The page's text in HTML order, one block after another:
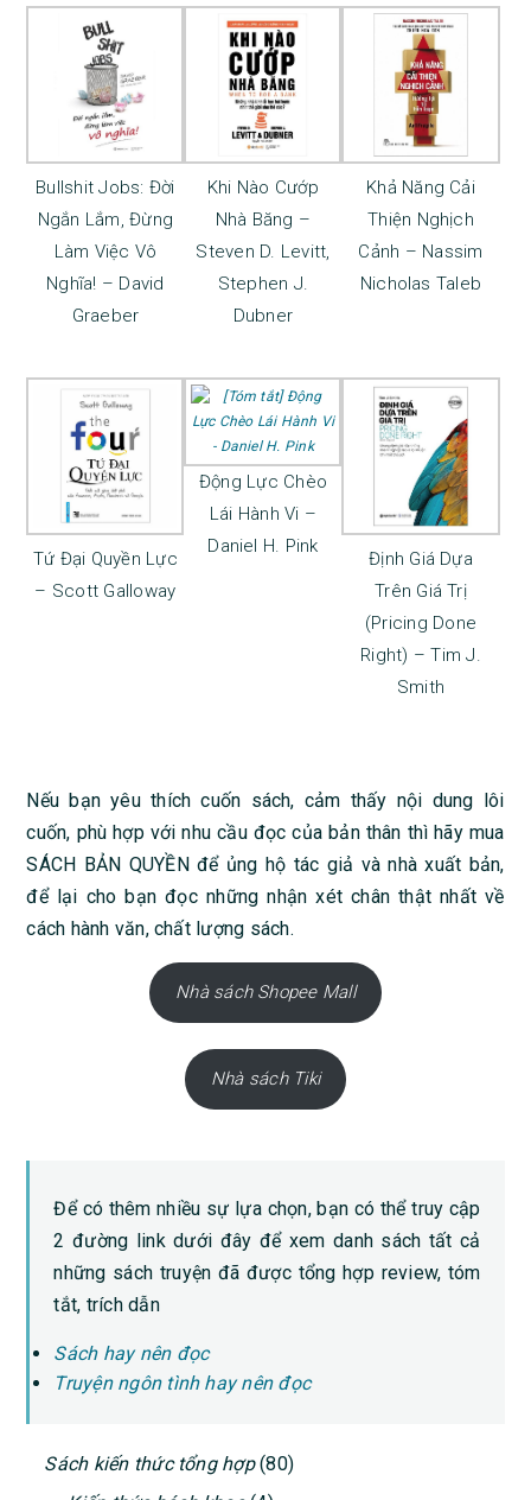
Bullshit Jobs: Đời
Ngắn Lắm, Đừng
Làm Việc Vô
Nghĩa! – David
Graeber
Khi Nào Cướp
Nhà Băng –
Steven D. Levitt,
Stephen J.
Dubner
Khả Năng Cải
Thiện Nghịch
Cảnh – Nassim
Nicholas Taleb
Tứ Đại Quyền Lực
– Scott Galloway
Động Lực Chèo
Lái Hành Vi –
Daniel H. Pink
Định Giá Dựa
Trên Giá Trị
(Pricing Done
Right) – Tim J.
Smith
Nếu bạn yêu thích cuốn sách, cảm thấy nội dung lôi
cuốn, phù hợp với nhu cầu đọc của bản thân thì hãy mua
SÁCH BẢN QUYỀN để ủng hộ tác giả và nhà xuất bản,
để lại cho bạn đọc những nhận xét chân thật nhất về
cách hành văn, chất lượng sách.
Nhà sách Shopee Mall
Nhà sách Tiki
Để có thêm nhiều sự lựa chọn, bạn có thể truy cập
2 đường link dưới đây để xem danh sách tất cả
những sách truyện đã được tổng hợp review, tóm
tắt, trích dẫn
Sách hay nên đọc
Truyện ngôn tình hay nên đọc
PRIMARY
Sách kiến thức tổng hợp(80)